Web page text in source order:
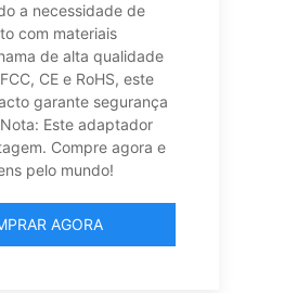
a necessidade de
com materiais
de alta qualidade
CE e RoHS, este
garante segurança
Este adaptador
Compre agora e
pelo mundo!
AGORA